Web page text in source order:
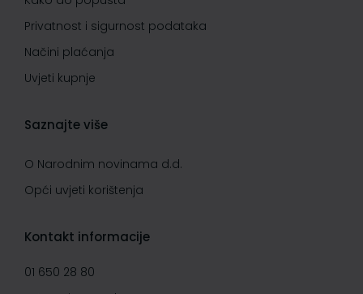
Privatnost i sigurnost podataka
Načini plaćanja
Uvjeti kupnje
Saznajte više
O Narodnim novinama d.d.
Opći uvjeti korištenja
Kontakt informacije
01 650 28 80